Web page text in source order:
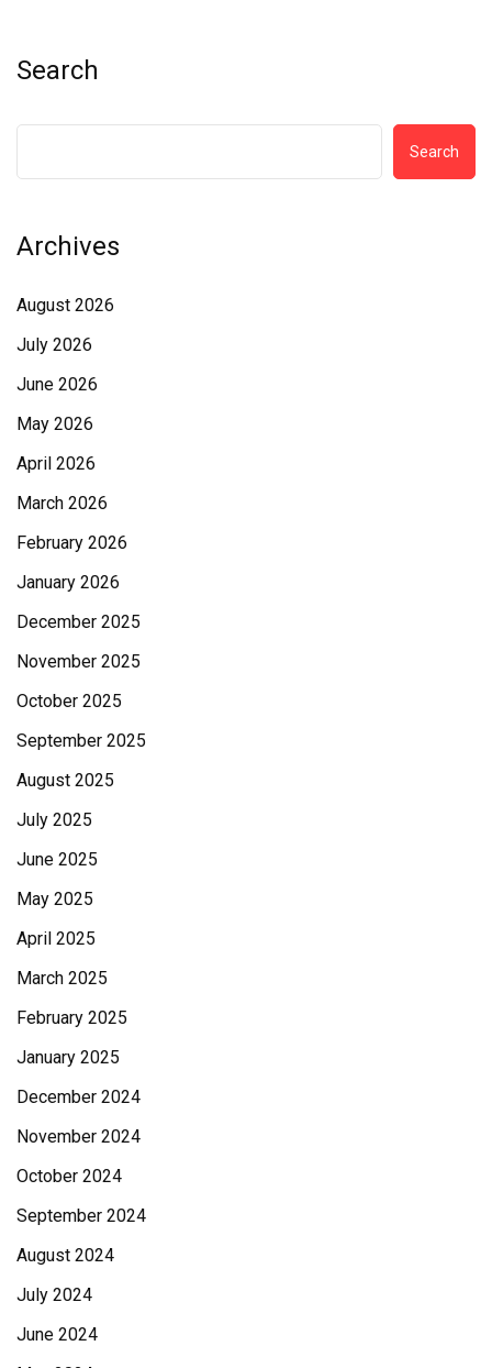
Search
Search
Archives
August 2026
July 2026
June 2026
May 2026
April 2026
March 2026
February 2026
January 2026
December 2025
November 2025
October 2025
September 2025
August 2025
July 2025
June 2025
May 2025
April 2025
March 2025
February 2025
January 2025
December 2024
November 2024
October 2024
September 2024
August 2024
July 2024
June 2024